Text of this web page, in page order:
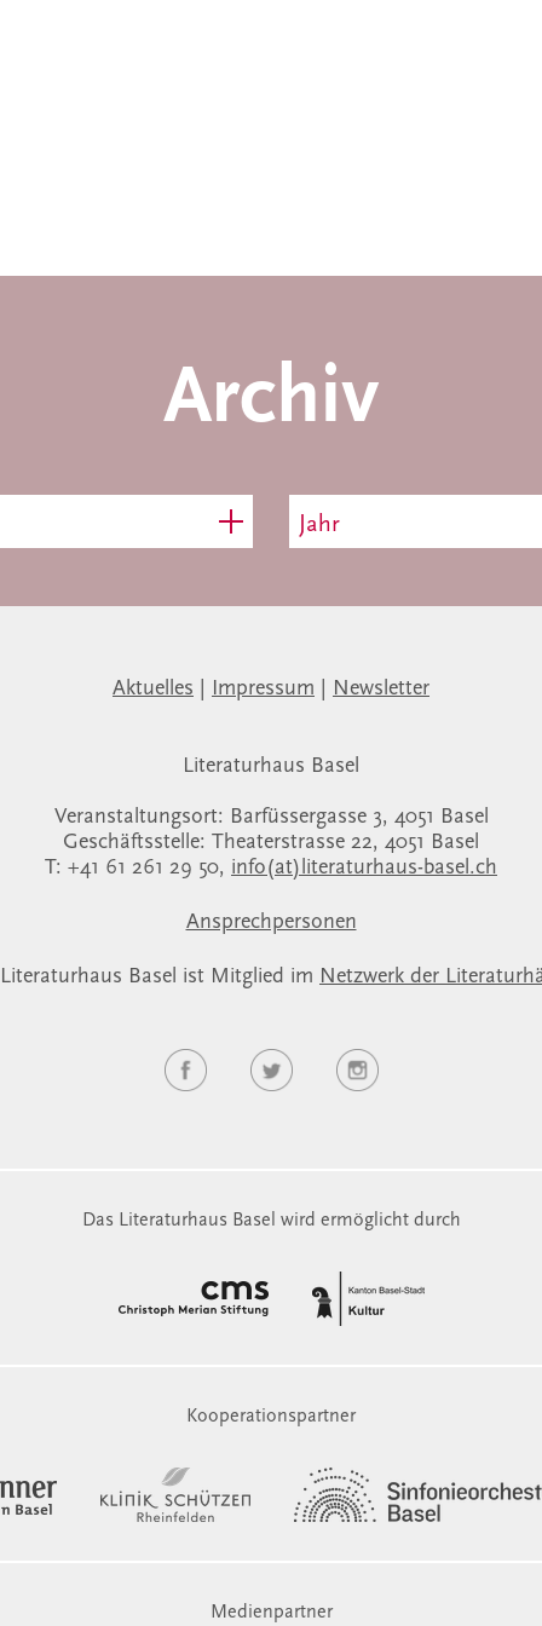
Archiv
Jahr
Aktuelles Impressum Newsletter
Literaturhaus Basel
Veranstaltungsort: Barfüssergasse 3, 4051 Basel
Geschäftsstelle: Theaterstrasse 22, 4051 Basel
T: +41 61 261 29 50, info(at)literaturhaus-basel.ch
Ansprechpersonen
Basel ist Mitglied im Netzwerk der
Das Literaturhaus Basel wird ermöglicht durch
Kooperationspartner
Medienpartner